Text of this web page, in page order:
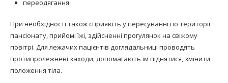
переодягання.
При необхідності також сприяють у пересуванні по території
пансіонату, прийомі їжі, здійсненні прогулянок на свіжому
повітрі. Для лежачих пацієнтів доглядальниці проводять
протипролежневі заходи, допомагають їм піднятися, змінити
положення тіла.